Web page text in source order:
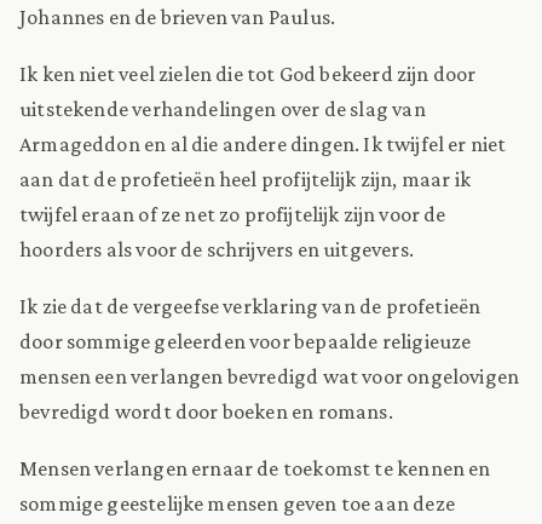
Johannes en de brieven van Paulus.
Ik ken niet veel zielen die tot God bekeerd zijn door
uitstekende verhandelingen over de slag van
Armageddon en al die andere dingen. Ik twijfel er niet
aan dat de profetieën heel profijtelijk zijn, maar ik
twijfel eraan of ze net zo profijtelijk zijn voor de
hoorders als voor de schrijvers en uitgevers.
Ik zie dat de vergeefse verklaring van de profetieën
door sommige geleerden voor bepaalde religieuze
mensen een verlangen bevredigd wat voor ongelovigen
bevredigd wordt door boeken en romans.
Mensen verlangen ernaar de toekomst te kennen en
sommige geestelijke mensen geven toe aan deze